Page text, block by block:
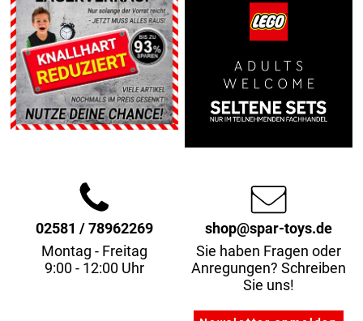
02581 / 78962269
Montag - Freitag
9:00 - 12:00 Uhr
shop@spar-toys.de
Sie haben Fragen oder
Anregungen? Schreiben
Sie uns!